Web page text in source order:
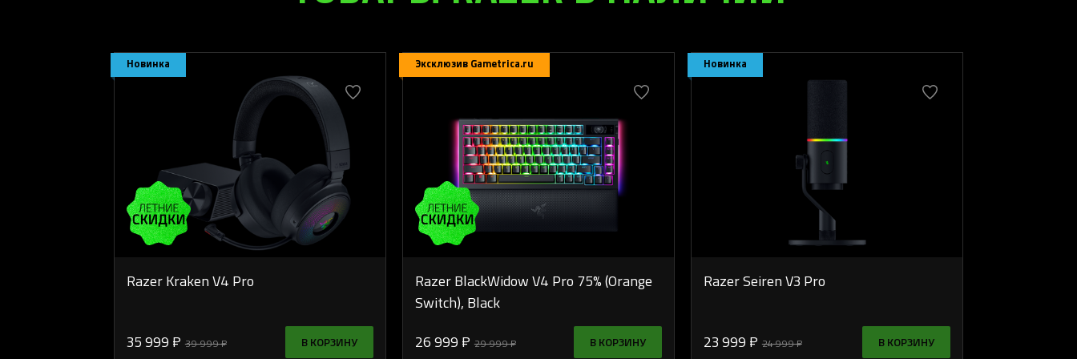
Новинка
Razer Kraken V4 Pro
35 999 ₽ 39 999 ₽ В КОРЗИНУ
Эксклюзив Gametrica.ru
Razer BlackWidow V4 Pro 75% (Orange
Switch), Black
26 999 ₽ 29 999 ₽ В КОРЗИНУ
Новинка
Razer Seiren V3 Pro
23 999 ₽ 24 999 ₽ В КОРЗИНУ